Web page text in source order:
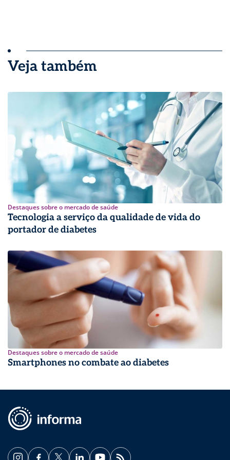
Veja também
Destaques sobre o mercado de saúde
Tecnologia a serviço da qualidade de vida do
portador de diabetes
Destaques sobre o mercado de saúde
Smartphones no combate ao diabetes